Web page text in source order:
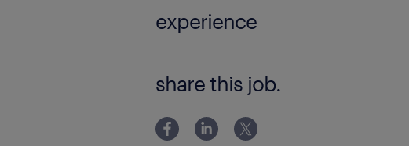
experience
ていける方 ・3年以上のPython言語を
としての経験(OSS活動などでも構いま
の経験がなくても、Go
share this job.